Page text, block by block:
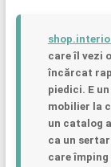
care îl vezi
încărcat
piedici. E
mobilier la
un catalog
ca un
care împing